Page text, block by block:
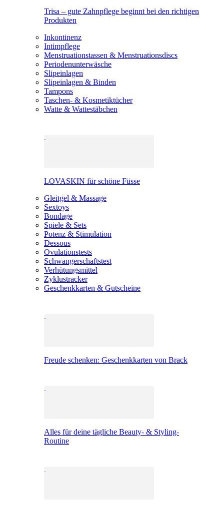
Trisa – gute Zahnpflege beginnt bei den richtigen
Produkten
Inkontinenz
Intimpflege
Menstruationstassen & Menstruationsdiscs
Periodenunterwäsche
Slipeinlagen
Slipeinlagen & Binden
Tampons
Taschen- & Kosmetiktücher
Watte & Wattestäbchen
LOVASKIN für schöne Füsse
Gleitgel & Massage
Sextoys
Bondage
Spiele & Sets
Potenz & Stimulation
Dessous
Ovulationstests
Schwangerschaftstest
Verhütungsmittel
Zyklustracker
Geschenkkarten & Gutscheine
Freude schenken: Geschenkkarten von Brack
Alles für deine tägliche Beauty- & Styling-
Routine